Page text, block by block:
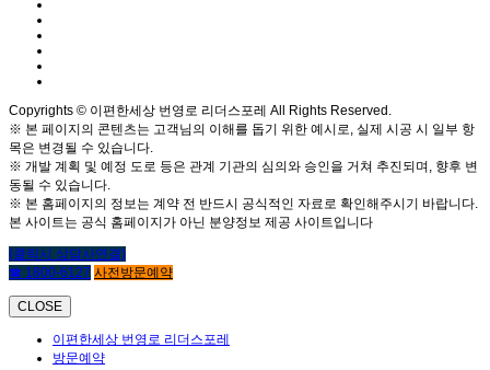
Copyrights © 이편한세상 번영로 리더스포레 All Rights Reserved.
※ 본 페이지의 콘텐츠는 고객님의 이해를 돕기 위한 예시로, 실제 시공 시 일부 항
목은 변경될 수 있습니다.
※ 개발 계획 및 예정 도로 등은 관계 기관의 심의와 승인을 거쳐 추진되며, 향후 변
동될 수 있습니다.
※ 본 홈페이지의 정보는 계약 전 반드시 공식적인 자료로 확인해주시기 바랍니다.
본 사이트는 공식 홈페이지가 아닌 분양정보 제공 사이트입니다
(클릭시 상담사연결)
☎ 1800-6127 사전방문예약
CLOSE
이편한세상 번영로 리더스포레
방문예약